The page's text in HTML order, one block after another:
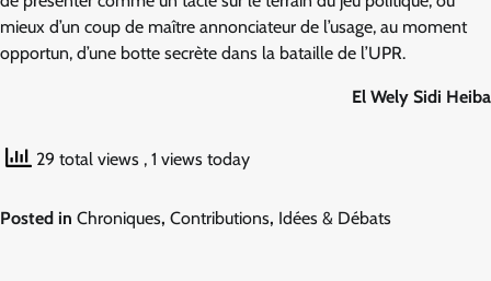
mieux d’un coup de maître annonciateur de l’usage, au moment
opportun, d’une botte secrète dans la bataille de l’UPR.
El Wely Sidi Heiba
29 total views , 1 views today
Posted in Chroniques, Contributions, Idées & Débats